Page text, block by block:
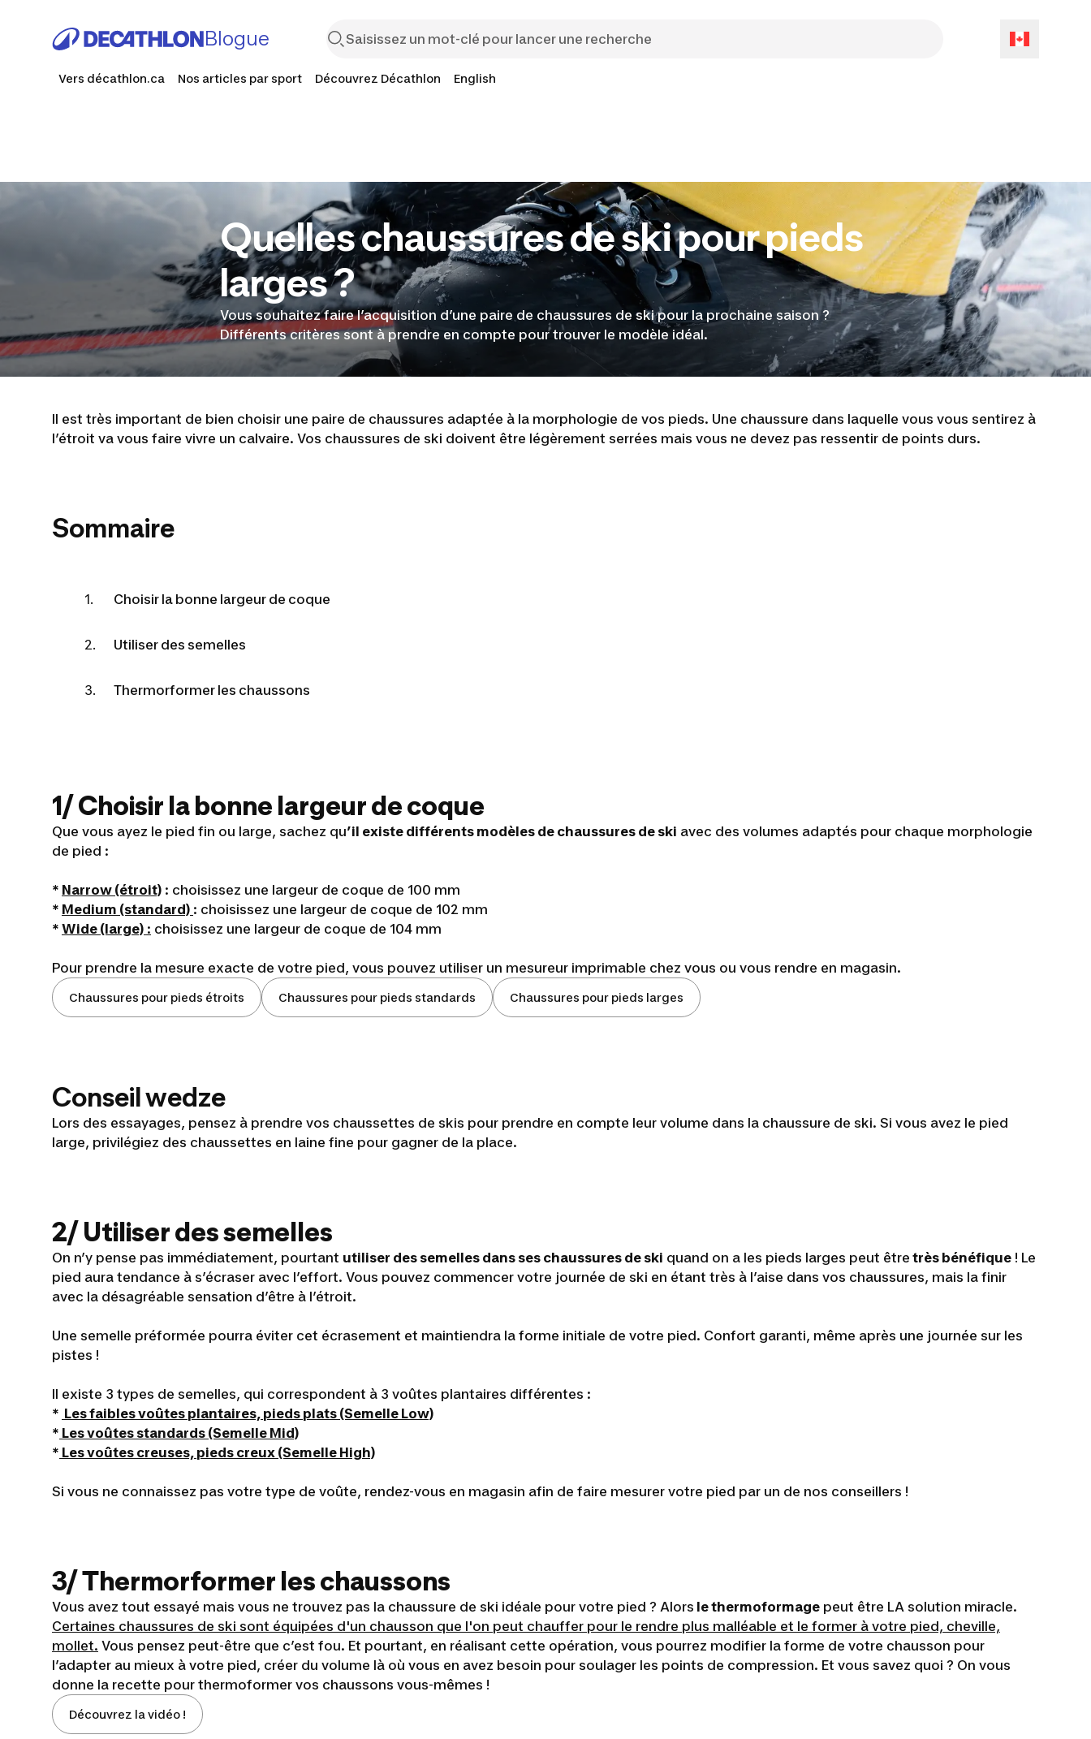
Blogue
Vers décathlon.ca Nos articles par sport Découvrez Décathlon English
Quelles chaussures de ski pour pieds
larges ?
Vous souhaitez faire l’acquisition d’une paire de chaussures de ski pour la prochaine saison ?
Différents critères sont à prendre en compte pour trouver le modèle idéal.
Il est très important de bien choisir une paire de chaussures adaptée à la morphologie de vos pieds. Une chaussure dans laquelle vous vous sentirez à
l’étroit va vous faire vivre un calvaire. Vos chaussures de ski doivent être légèrement serrées mais vous ne devez pas ressentir de points durs.
Sommaire
Choisir la bonne largeur de coque
Utiliser des semelles
Thermorformer les chaussons
1/ Choisir la bonne largeur de coque
Que vous ayez le pied fin ou large, sachez qu’il existe différents modèles de chaussures de ski avec des volumes adaptés pour chaque morphologie
de pied :
* Narrow (étroit) : choisissez une largeur de coque de 100 mm
* Medium (standard) : choisissez une largeur de coque de 102 mm
* Wide (large) : choisissez une largeur de coque de 104 mm
Pour prendre la mesure exacte de votre pied, vous pouvez utiliser un mesureur imprimable chez vous ou vous rendre en magasin.
Chaussures pour pieds étroits Chaussures pour pieds standards Chaussures pour pieds larges
Conseil wedze
Lors des essayages, pensez à prendre vos chaussettes de skis pour prendre en compte leur volume dans la chaussure de ski. Si vous avez le pied
large, privilégiez des chaussettes en laine fine pour gagner de la place.
2/ Utiliser des semelles
On n’y pense pas immédiatement, pourtant utiliser des semelles dans ses chaussures de ski quand on a les pieds larges peut être très bénéfique ! Le
pied aura tendance à s’écraser avec l’effort. Vous pouvez commencer votre journée de ski en étant très à l’aise dans vos chaussures, mais la finir
avec la désagréable sensation d’être à l’étroit.
Une semelle préformée pourra éviter cet écrasement et maintiendra la forme initiale de votre pied. Confort garanti, même après une journée sur les
pistes !
Il existe 3 types de semelles, qui correspondent à 3 voûtes plantaires différentes :
* Les faibles voûtes plantaires, pieds plats (Semelle Low)
* Les voûtes standards (Semelle Mid)
* Les voûtes creuses, pieds creux (Semelle High)
Si vous ne connaissez pas votre type de voûte, rendez-vous en magasin afin de faire mesurer votre pied par un de nos conseillers !
3/ Thermorformer les chaussons
Vous avez tout essayé mais vous ne trouvez pas la chaussure de ski idéale pour votre pied ? Alors le thermoformage peut être LA solution miracle.
Certaines chaussures de ski sont équipées d'un chausson que l'on peut chauffer pour le rendre plus malléable et le former à votre pied, cheville,
mollet. Vous pensez peut-être que c’est fou. Et pourtant, en réalisant cette opération, vous pourrez modifier la forme de votre chausson pour
l’adapter au mieux à votre pied, créer du volume là où vous en avez besoin pour soulager les points de compression. Et vous savez quoi ? On vous
donne la recette pour thermoformer vos chaussons vous-mêmes !
Découvrez la vidéo !